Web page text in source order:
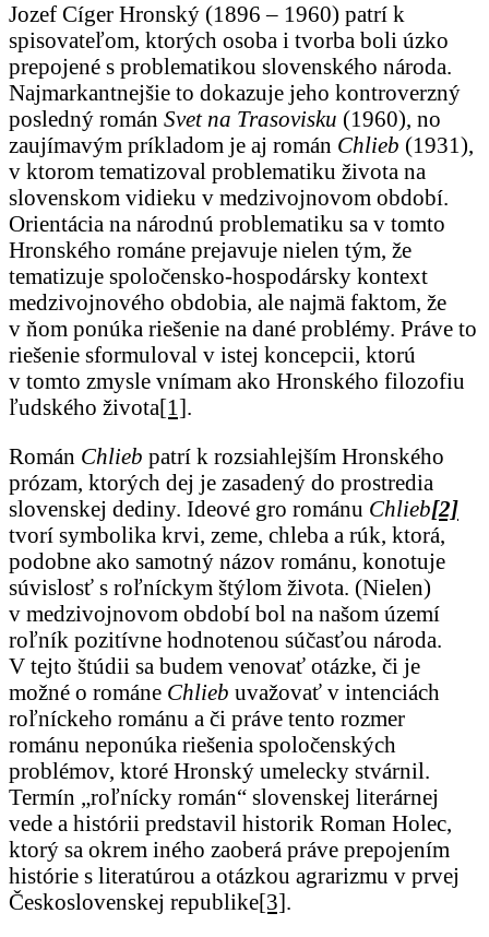
Jozef Cíger Hronský (1896 – 1960) patrí k
spisovateľom, ktorých osoba i tvorba boli úzko
prepojené s problematikou slovenského národa.
Najmarkantnejšie to dokazuje jeho kontroverzný
posledný román Svet na Trasovisku (1960), no
zaujímavým príkladom je aj román Chlieb (1931),
v ktorom tematizoval problematiku života na
slovenskom vidieku v medzivojnovom období.
Orientácia na národnú problematiku sa v tomto
Hronského románe prejavuje nielen tým, že
tematizuje spoločensko-hospodársky kontext
medzivojnového obdobia, ale najmä faktom, že
v ňom ponúka riešenie na dané problémy. Práve to
riešenie sformuloval v istej koncepcii, ktorú
v tomto zmysle vnímam ako Hronského filozofiu
ľudského života[1].
Román Chlieb patrí k rozsiahlejším Hronského
prózam, ktorých dej je zasadený do prostredia
slovenskej dediny. Ideové gro románu Chlieb[2]
tvorí symbolika krvi, zeme, chleba a rúk, ktorá,
podobne ako samotný názov románu, konotuje
súvislosť s roľníckym štýlom života. (Nielen)
v medzivojnovom období bol na našom území
roľník pozitívne hodnotenou súčasťou národa.
V tejto štúdii sa budem venovať otázke, či je
možné o románe Chlieb uvažovať v intenciách
roľníckeho románu a či práve tento rozmer
románu neponúka riešenia spoločenských
problémov, ktoré Hronský umelecky stvárnil.
Termín „roľnícky román“ slovenskej literárnej
vede a histórii predstavil historik Roman Holec,
ktorý sa okrem iného zaoberá práve prepojením
histórie s literatúrou a otázkou agrarizmu v prvej
Československej republike[3].